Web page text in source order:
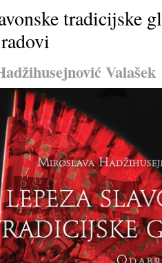
tradicijske
Valašek